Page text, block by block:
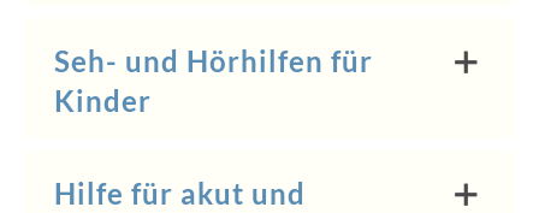
Seh- und Hörhilfen für
Kinder
Hilfe für akut und